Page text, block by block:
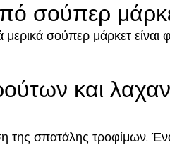
σούπερ
σούπερ μάρκετ είναι
και
της σπατάλης τροφίμων.